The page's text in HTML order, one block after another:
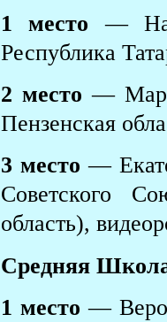
1 место —
Республика
2 место —
Пензенская
3 место —
Советского
область),
Средняя
1 место —